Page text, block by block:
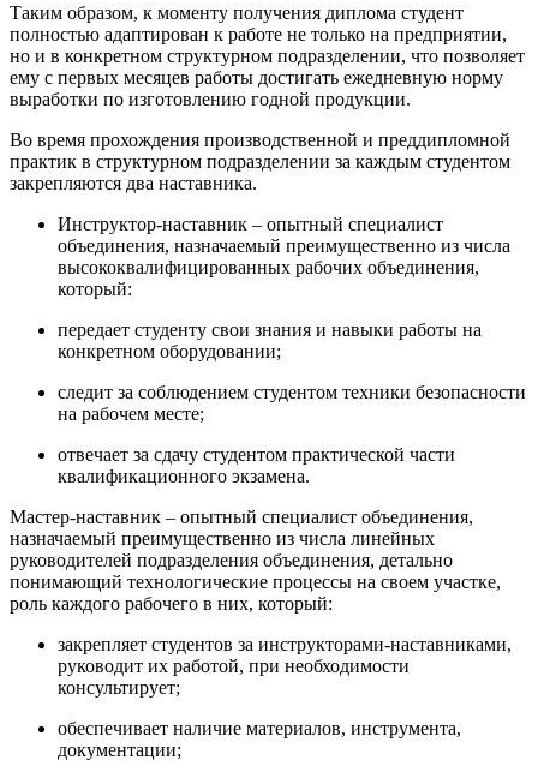
Таким образом, к моменту получения диплома студент
полностью адаптирован к работе не только на предприятии,
но и в конкретном структурном подразделении, что позволяет
ему с первых месяцев работы достигать ежедневную норму
выработки по изготовлению годной продукции.
Во время прохождения производственной и преддипломной
практик в структурном подразделении за каждым студентом
закрепляются два наставника.
Инструктор-наставник – опытный специалист
объединения, назначаемый преимущественно из числа
высококвалифицированных рабочих объединения,
который:
передает студенту свои знания и навыки работы на
конкретном оборудовании;
следит за соблюдением студентом техники безопасности
на рабочем месте;
отвечает за сдачу студентом практической части
квалификационного экзамена.
Мастер-наставник – опытный специалист объединения,
назначаемый преимущественно из числа линейных
руководителей подразделения объединения, детально
понимающий технологические процессы на своем участке,
роль каждого рабочего в них, который:
закрепляет студентов за инструкторами-наставниками,
руководит их работой, при необходимости
консультирует;
обеспечивает наличие материалов, инструмента,
документации;